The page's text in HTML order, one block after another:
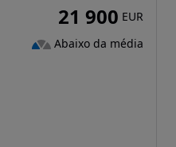
21 900 EUR
Abaixo da média